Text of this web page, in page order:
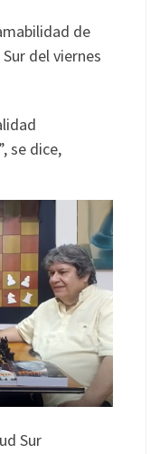
de
del viernes
se dice,
Sur